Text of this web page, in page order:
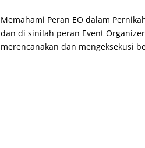
Memahami Peran EO dalam
dan di sinilah peran Event
merencanakan dan mengeksekusi